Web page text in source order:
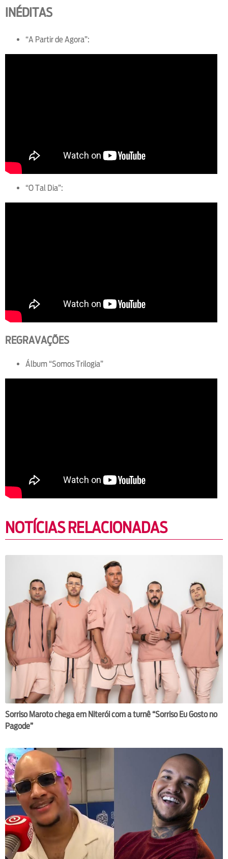
INÉDITAS
“A Partir de Agora”:
“O Tal Dia”:
REGRAVAÇÕES
Álbum “Somos Trilogia”
NOTÍCIAS RELACIONADAS
Sorriso Maroto chega em Niterói com a turnê “Sorriso Eu Gosto no
Pagode”